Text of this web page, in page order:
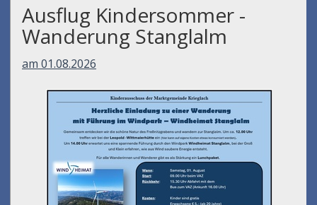
Ausflug Kindersommer -
Wanderung Stanglalm
am 01.08.2026